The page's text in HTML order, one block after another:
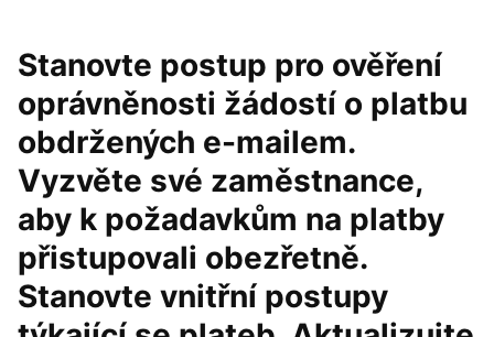
Stanovte postup pro ověření
oprávněnosti žádostí o platbu
obdržených e-mailem.
Vyzvěte své zaměstnance,
aby k požadavkům na platby
přistupovali obezřetně.
Stanovte vnitřní postupy